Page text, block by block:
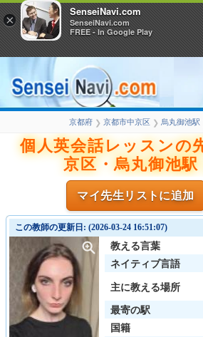
京都府 ❯ 京都市中京区 ❯ 烏丸御池駅
個人英会話レッスンの
京区・烏丸御池
マイ先生リストに追加
この教師の更新日: (2026-03-24 16:51:07)
教える言葉
ネイティブ言語
主に教える場所
最寄の駅
国籍
×
SenseiNavi.com
SenseiNavi.com
FREE - In Google Play